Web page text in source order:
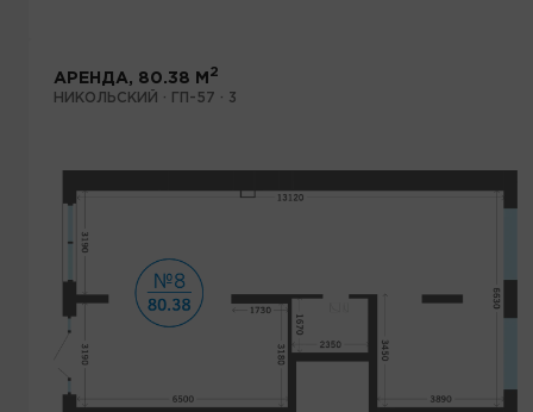
АРЕНДА, 80.38 М 2
НИКОЛЬСКИЙ · ГП-57 · 3